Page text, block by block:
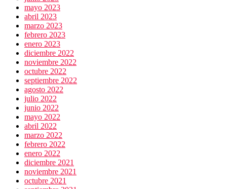
mayo 2023
abril 2023
marzo 2023
febrero 2023
enero 2023
diciembre 2022
noviembre 2022
octubre 2022
septiembre 2022
agosto 2022
julio 2022
junio 2022
mayo 2022
abril 2022
marzo 2022
febrero 2022
enero 2022
diciembre 2021
noviembre 2021
octubre 2021